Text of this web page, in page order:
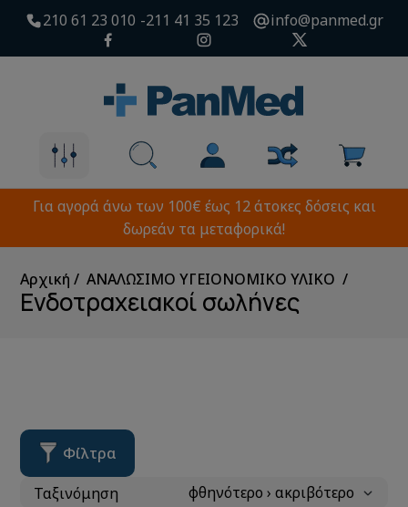
210 61 23 010 211 41 35 123 info@panmed.gr
Για αγορά άνω των 100€ έως 12 άτοκες δόσεις και
δωρεάν τα μεταφορικά!
Αρχική ΑΝΑΛΩΣΙΜΟ ΥΓΕΙΟΝΟΜΙΚΟ ΥΛΙΚΟ
Ενδοτραχειακοί σωλήνες
Φίλτρα
Ταξινόμηση